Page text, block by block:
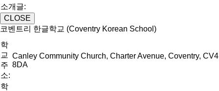
소개글:
CLOSE
코벤트리 한글학교 (Coventry Korean School)
학
교
주
소:
Canley Community Church, Charter Avenue, Coventry, CV4
8DA
학